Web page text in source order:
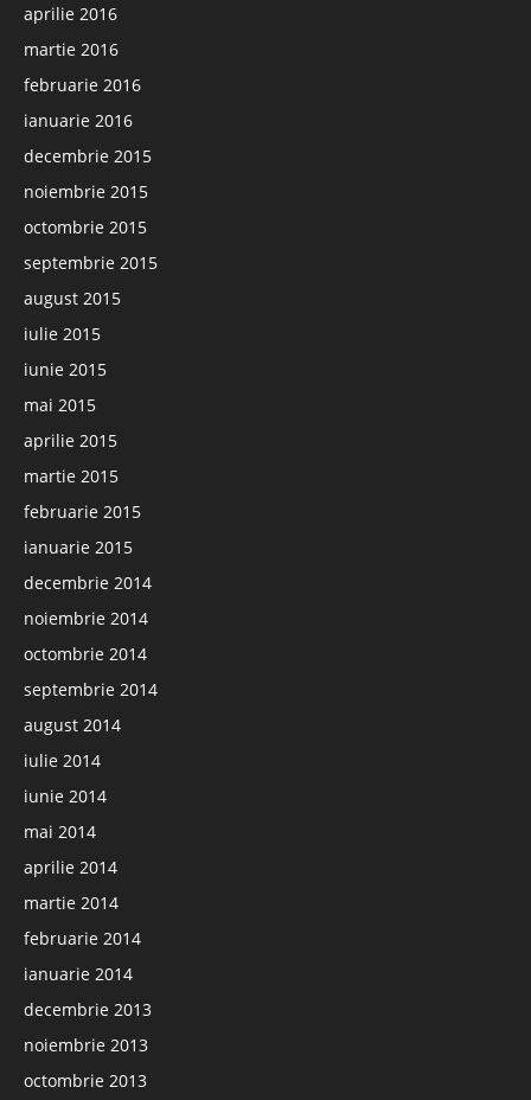
aprilie 2016
martie 2016
februarie 2016
ianuarie 2016
decembrie 2015
noiembrie 2015
octombrie 2015
septembrie 2015
august 2015
iulie 2015
iunie 2015
mai 2015
aprilie 2015
martie 2015
februarie 2015
ianuarie 2015
decembrie 2014
noiembrie 2014
octombrie 2014
septembrie 2014
august 2014
iulie 2014
iunie 2014
mai 2014
aprilie 2014
martie 2014
februarie 2014
ianuarie 2014
decembrie 2013
noiembrie 2013
octombrie 2013